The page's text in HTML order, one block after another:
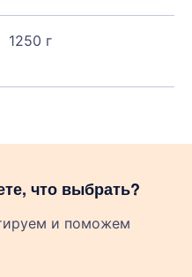
1250 г
что выбрать?
и поможем